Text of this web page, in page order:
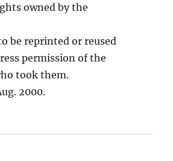
owned by the
be reprinted or reused
permission of the
took them.
2000.